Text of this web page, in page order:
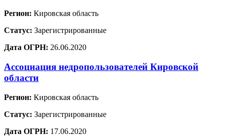
Регион: Кировская область
Статус: Зарегистрированные
Дата ОГРН: 26.06.2020
Ассоциация недропользователей Кировской
области
Регион: Кировская область
Статус: Зарегистрированные
Дата ОГРН: 17.06.2020